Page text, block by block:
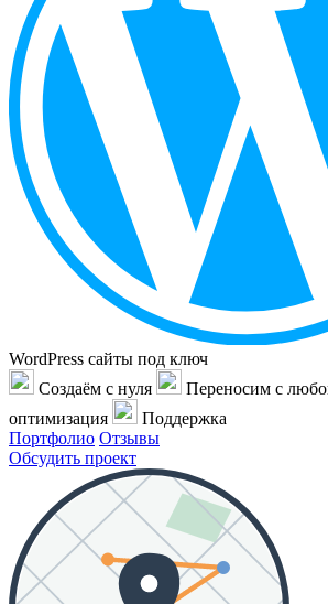
WordPress сайты под ключ
Создаём с нуля
Переносим с
оптимизация
Поддержка
Портфолио Отзывы
Обсудить проект